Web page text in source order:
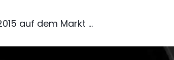
auf dem Markt ...